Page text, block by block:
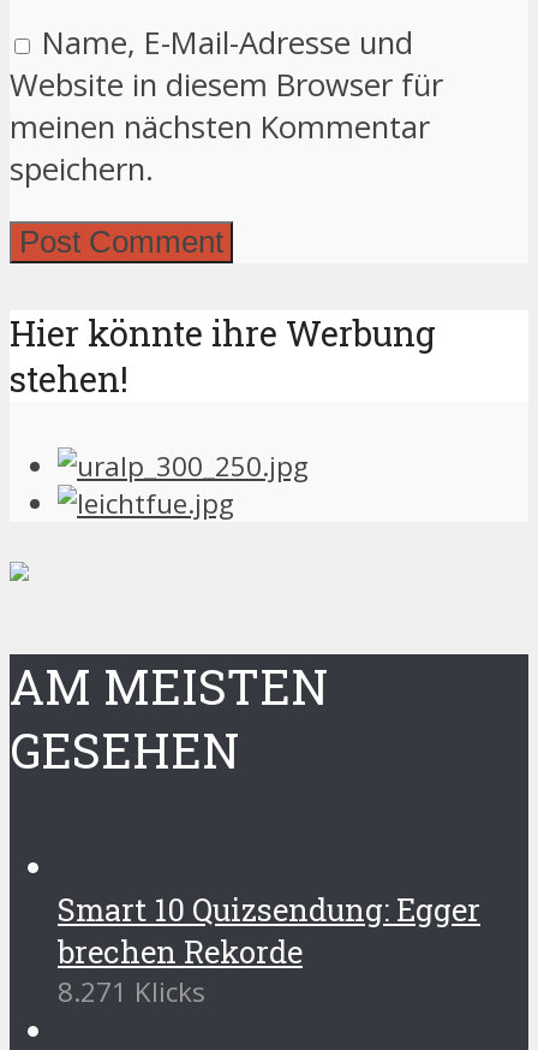
Name, E-Mail-Adresse und
Website in diesem Browser für
meinen nächsten Kommentar
speichern.
Hier könnte ihre Werbung
stehen!
AM MEISTEN
GESEHEN
Smart 10 Quizsendung: Egger
brechen Rekorde
8.271 Klicks